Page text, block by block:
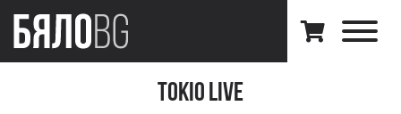
Tokio Live